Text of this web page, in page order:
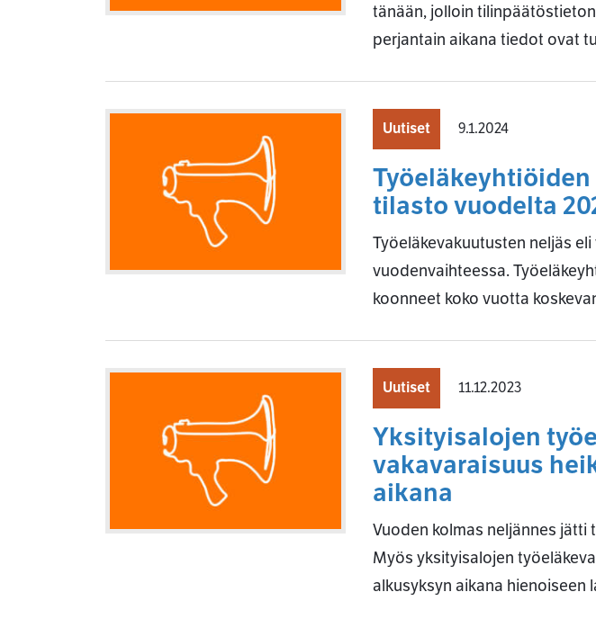
tänään, jolloin
perjantain aikana tiedot ovat
Uutiset 9.1.2024
tilasto vuodelta
Työeläkevakuutusten neljäs
vuodenvaihteessa.
koonneet koko vuotta
Uutiset 11.12.2023
Yksityisalojen
vakavaraisuus
aikana
Vuoden kolmas neljännes
Myös yksityisalojen
alkusyksyn aikana hienoiseen